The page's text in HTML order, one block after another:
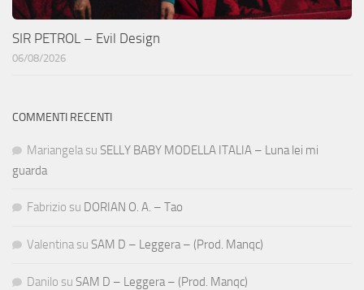
SIR PETROL – Evil Design
06/08/2026
COMMENTI RECENTI
Mariangela su SELLY BABY MODELLA ITALIA – Luna lei mi
guarda
Fabrizio su DORIAN O. A. – Tao
Valentina su SAM D – Leggera – (Prod. Manqc)
Danilo su SAM D – Leggera – (Prod. Manqc)